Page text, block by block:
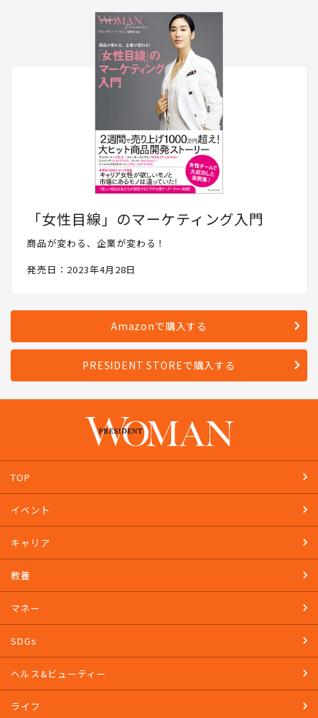
「女性目線」のマーケティング入門
商品が変わる、企業が変わる！
発売日：2023年4月28日
Amazonで購入する
PRESIDENT STOREで購入する
TOP
イベント
キャリア
教養
マネー
SDGs
ヘルス&ビューティー
ライフ